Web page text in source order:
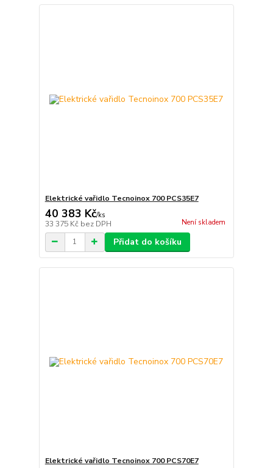
Elektrické vařidlo Tecnoinox 700 PCS35E7
40 383 Kč/ks
33 375 Kč bez DPH Není skladem
Přidat do košíku
Elektrické vařidlo Tecnoinox 700 PCS70E7